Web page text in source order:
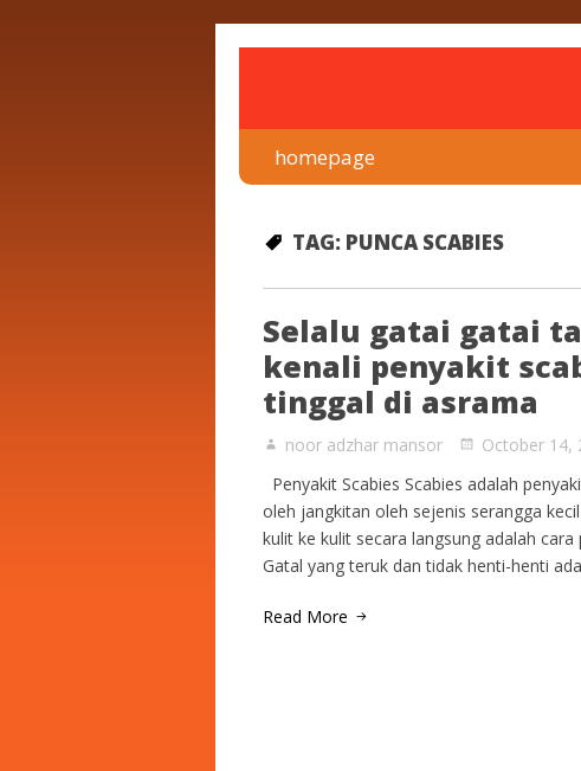
homepage
TAG: PUNCA SCABIES
Selalu gatai gatai
kenali penyakit
tinggal di asrama
noor adzhar mansor October 14,
Penyakit Scabies Scabies adalah
oleh jangkitan oleh sejenis serangga
kulit ke kulit secara langsung adalah
Gatal yang teruk dan tidak henti-henti
Read More